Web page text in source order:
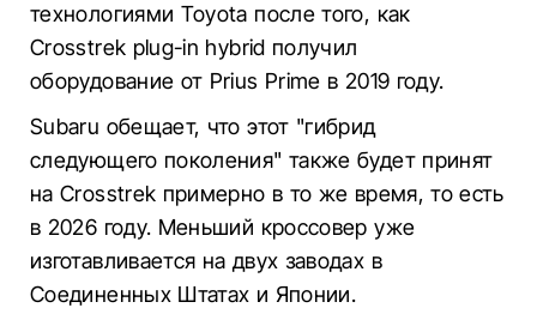
технологиями Toyota после того, как
Crosstrek plug-in hybrid получил
оборудование от Prius Prime в 2019 году.
Subaru обещает, что этот "гибрид
следующего поколения" также будет принят
на Crosstrek примерно в то же время, то есть
в 2026 году. Меньший кроссовер уже
изготавливается на двух заводах в
Соединенных Штатах и Японии.